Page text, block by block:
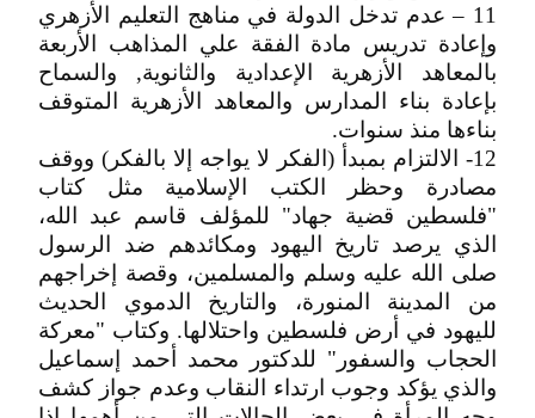
11 – عدم تدخل الدولة في مناهج التعليم الأزهري
وإعادة تدريس مادة الفقة علي المذاهب الأربعة
بالمعاهد الأزهرية الإعدادية والثانوية, والسماح
بإعادة بناء المدارس والمعاهد الأزهرية المتوقف
بناءها منذ سنوات.
12- الالتزام بمبدأ (الفكر لا يواجه إلا بالفكر) ووقف
مصادرة وحظر الكتب الإسلامية مثل كتاب
"فلسطين قضية جهاد" للمؤلف قاسم عبد الله،
الذي يرصد تاريخ اليهود ومكائدهم ضد الرسول
صلى الله عليه وسلم والمسلمين، وقصة إخراجهم
من المدينة المنورة، والتاريخ الدموي الحديث
لليهود في أرض فلسطين واحتلالها. وكتاب "معركة
الحجاب والسفور" للدكتور محمد أحمد إسماعيل
والذي يؤكد وجوب ارتداء النقاب وعدم جواز كشف